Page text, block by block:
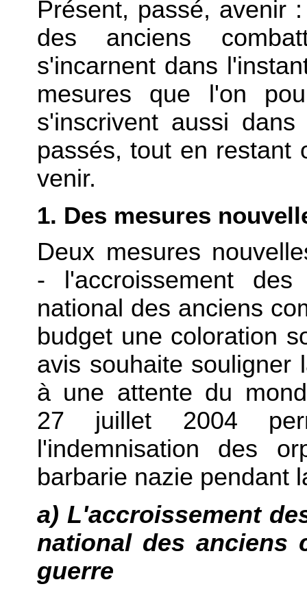
Présent, passé, avenir
des anciens
s'incarnent dans
mesures que l'on
s'inscrivent aussi
passés, tout en restant
venir.
1. Des mesures
Deux mesures
- l'accroissement
national des anciens
budget une coloration
avis souhaite souligner
à une attente du
27 juillet 2004
l'indemnisation des
barbarie nazie pendant
a) L'accroissement
national des anciens
guerre